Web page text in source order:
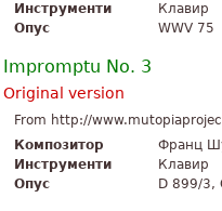
Инструменти
Клавир
Опус
WWV 75
Impromptu No. 3
Original version
From http://
Композитор
Франц
Инструменти
Клавир
Опус
D 899/3,